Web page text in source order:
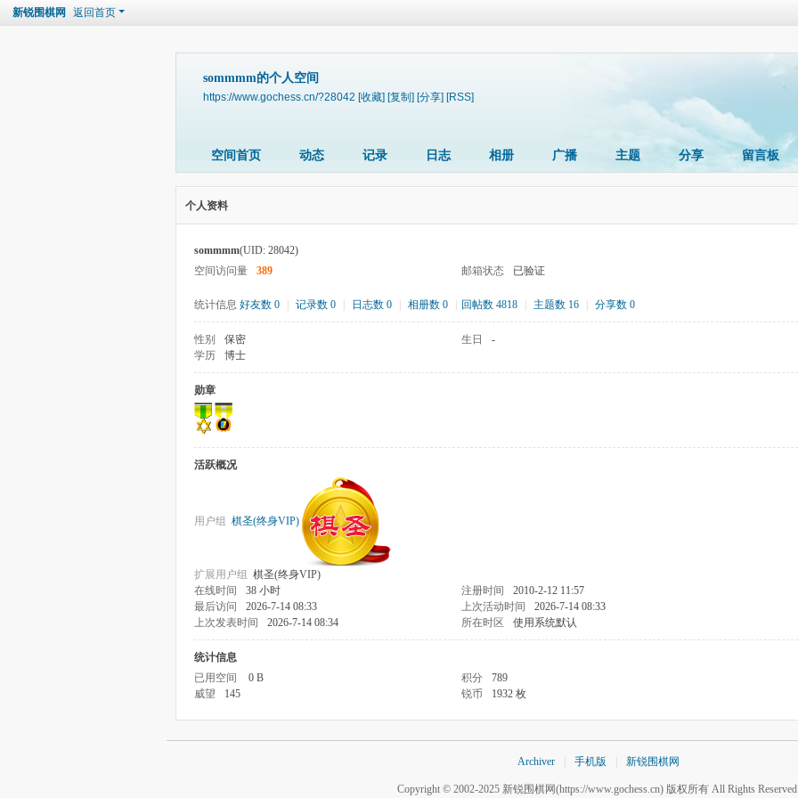
新锐围棋网 返回首页
sommmm的个人空间
https://www.gochess.cn/?28042 [收藏] [复制] [分享] [RSS]
空间首页 动态 记录 日志 相册 广播 主题 分享 留言板
个人资料
sommmm(UID: 28042)
空间访问量
389 邮箱状态 已验证
统计信息 好友数 0 记录数 0 日志数 0 相册数 0 回帖数 4818 主题数 16 分享数 0
性别 保密 生日
-
学历
博士
勋章
活跃概况
用户组 棋圣(终身VIP)
扩展用户组 棋圣(终身VIP)
在线时间
38 小时 注册时间
2010-2-12 11:57
最后访问
2026-7-14 08:33 上次活动时间
2026-7-14 08:33
上次发表时间
2026-7-14 08:34 所在时区 使用系统默认
统计信息
已用空间
0 B 积分
789
威望
145 锐币 1932 枚
Archiver 手机版 新锐围棋网
Copyright © 2002-2025 新锐围棋网(https://www.gochess.cn) 版权所有 All Rights